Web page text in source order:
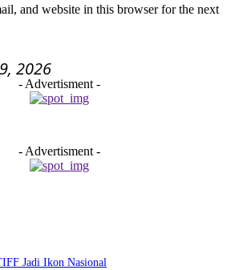
and website in this browser for the next
2026
- Advertisment -
- Advertisment -
Jadi Ikon Nasional